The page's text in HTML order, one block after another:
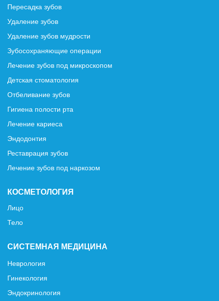
Пересадка зубов
Удаление зубов
Удаление зубов мудрости
Зубосохраняющие операции
Лечение зубов под микроскопом
Детская стоматология
Отбеливание зубов
Гигиена полости рта
Лечение кариеса
Эндодонтия
Реставрация зубов
Лечение зубов под наркозом
КОСМЕТОЛОГИЯ
Лицо
Тело
СИСТЕМНАЯ МЕДИЦИНА
Неврология
Гинекология
Эндокринология